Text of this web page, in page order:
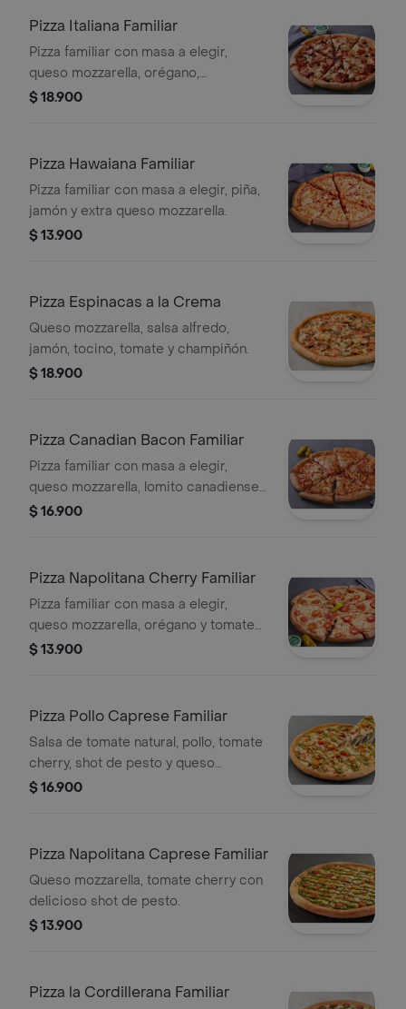
Pizza Italiana Familiar
Pizza familiar con masa a elegir,
queso mozzarella, orégano,
pepperoni, salchicha italiana,
$ 18.900
Pizza Hawaiana Familiar
Pizza familiar con masa a elegir, piña,
jamón y extra queso mozzarella.
$ 13.900
Pizza Espinacas a la Crema
Queso mozzarella, salsa alfredo,
jamón, tocino, tomate y champiñón.
$ 18.900
Pizza Canadian Bacon Familiar
Pizza familiar con masa a elegir,
queso mozzarella, lomito canadiense,
tocino, queso parmesano y romano.
$ 16.900
Pizza Napolitana Cherry Familiar
Pizza familiar con masa a elegir,
queso mozzarella, orégano y tomate
cherry.
$ 13.900
Pizza Pollo Caprese Familiar
Salsa de tomate natural, pollo, tomate
cherry, shot de pesto y queso
mozzarella.
$ 16.900
Pizza Napolitana Caprese Familiar
Queso mozzarella, tomate cherry con
delicioso shot de pesto.
$ 13.900
Pizza la Cordillerana Familiar